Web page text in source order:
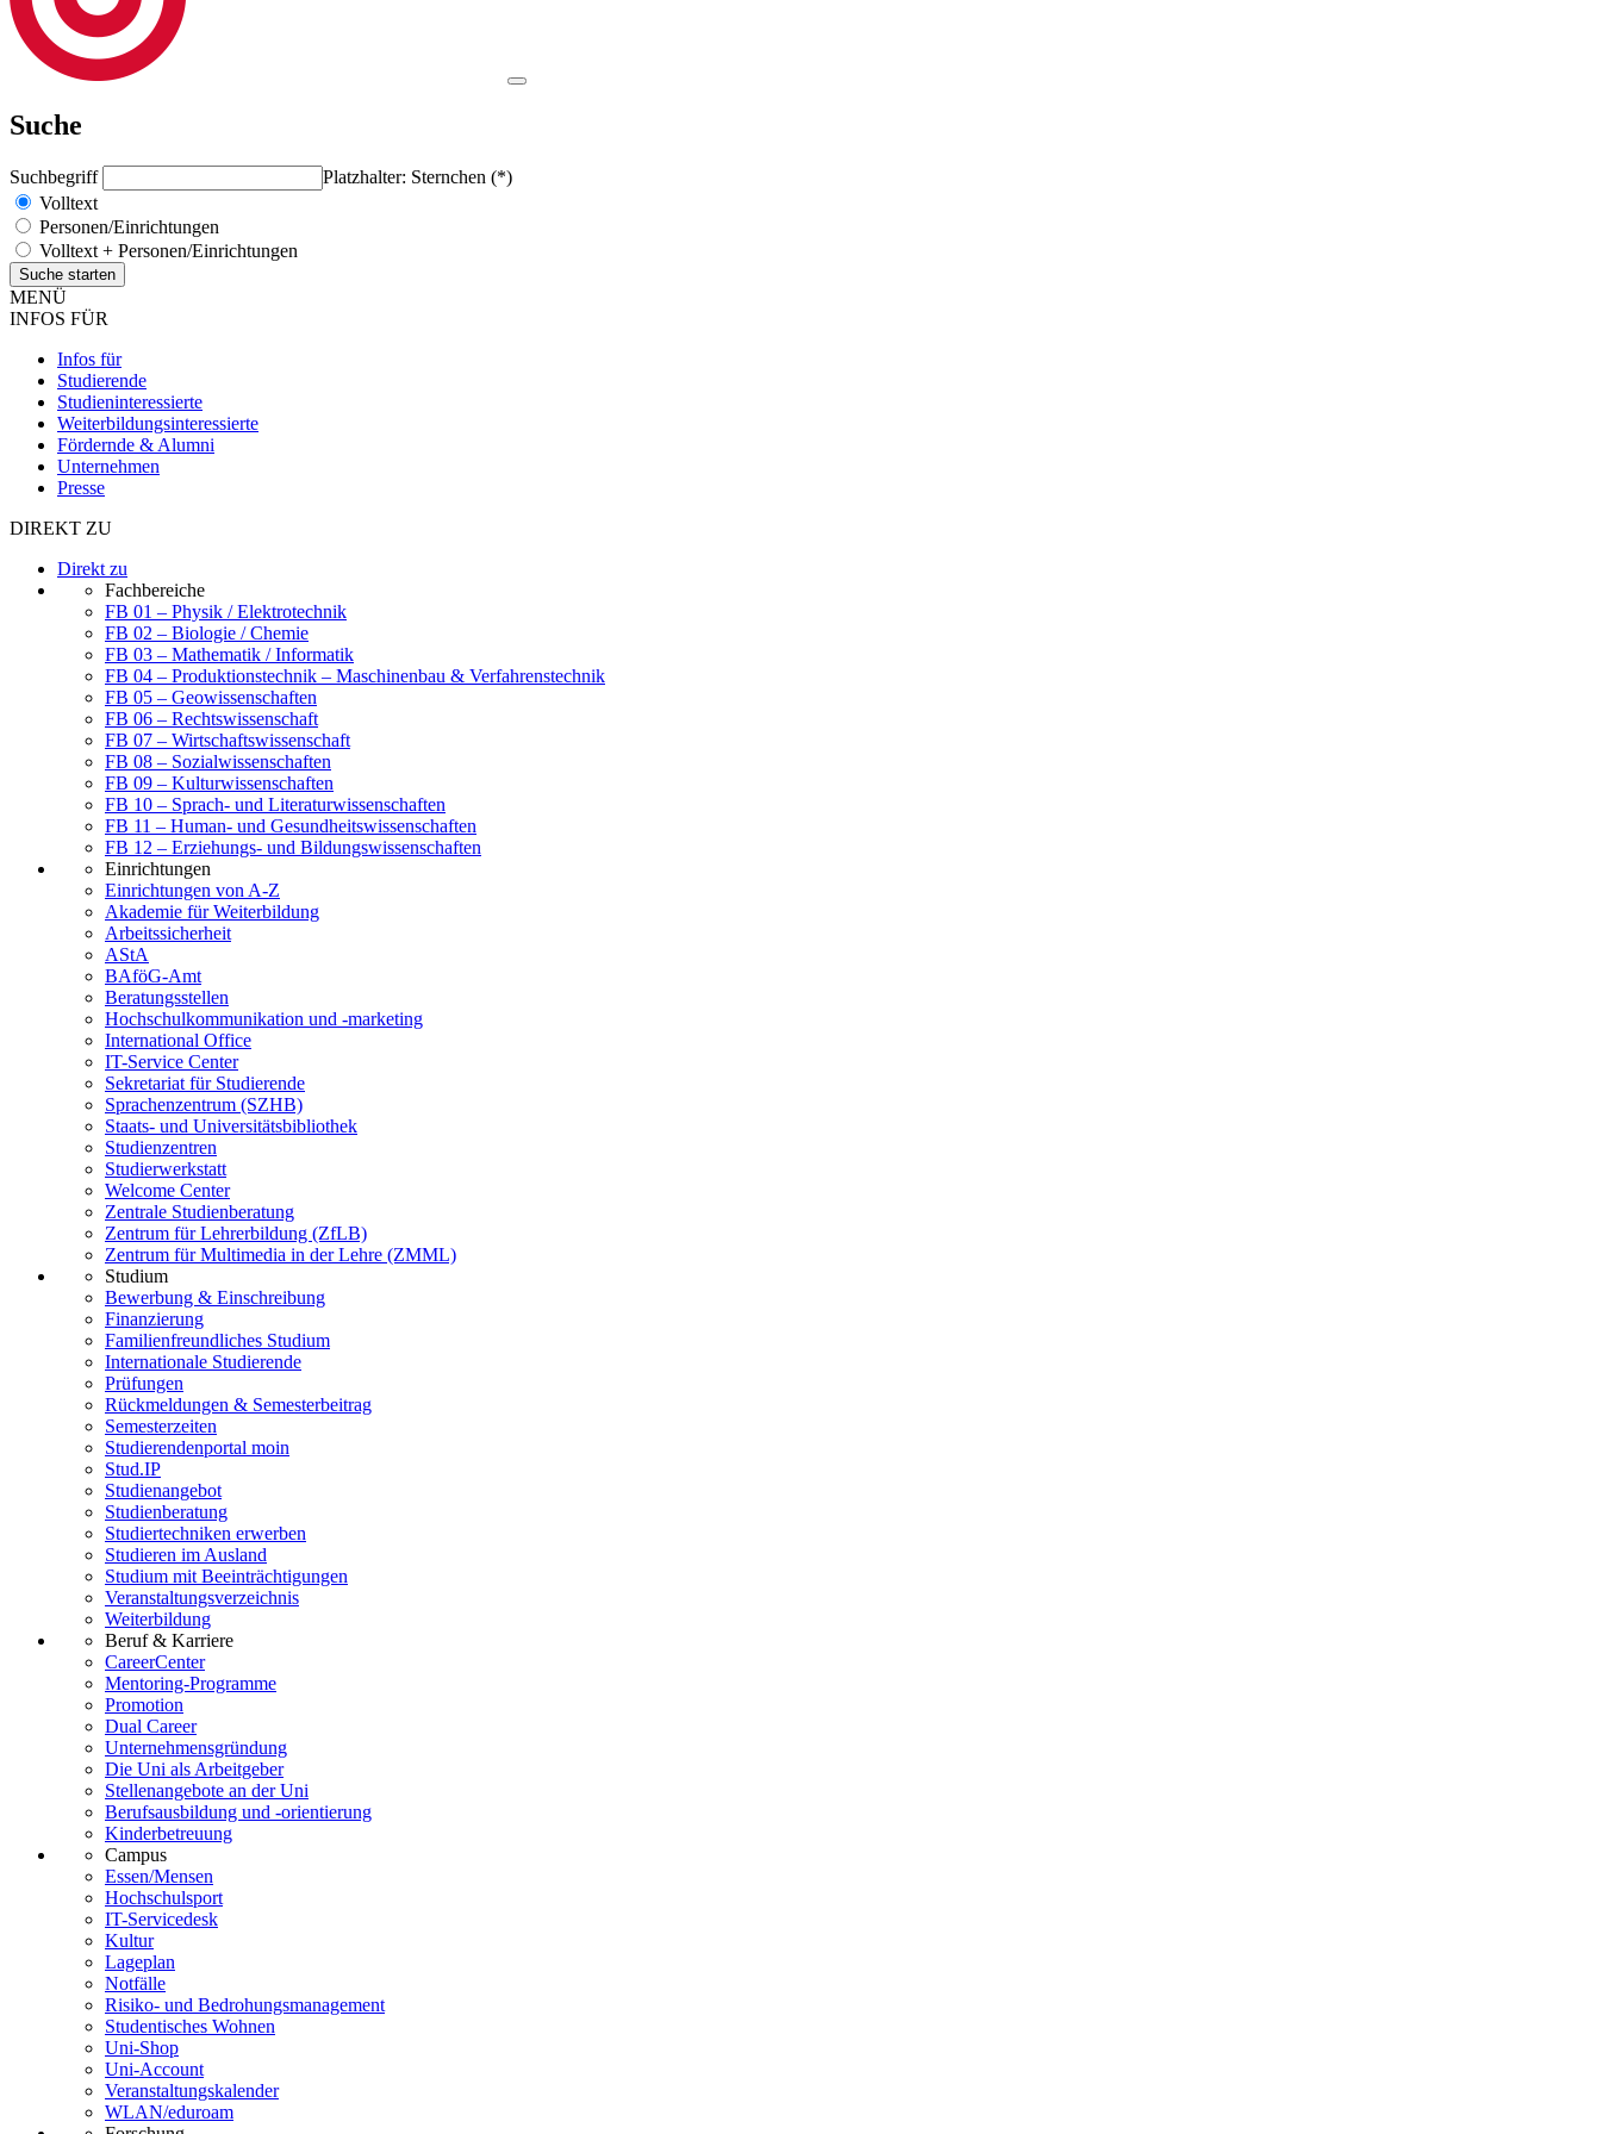
Suche
Suchbegriff
Platzhalter: Sternchen (*)
Volltext
Personen/Einrichtungen
Volltext + Personen/Einrichtungen
MENÜ
INFOS FÜR
Infos für
Studierende
Studieninteressierte
Weiterbildungsinteressierte
Fördernde & Alumni
Unternehmen
Presse
DIREKT ZU
Direkt zu
Fachbereiche
FB 01 – Physik / Elektrotechnik
FB 02 – Biologie / Chemie
FB 03 – Mathematik / Informatik
FB 04 – Produktionstechnik – Maschinenbau & Verfahrenstechnik
FB 05 – Geowissenschaften
FB 06 – Rechtswissenschaft
FB 07 – Wirtschaftswissenschaft
FB 08 – Sozialwissenschaften
FB 09 – Kulturwissenschaften
FB 10 – Sprach- und Literaturwissenschaften
FB 11 – Human- und Gesundheitswissenschaften
FB 12 – Erziehungs- und Bildungswissenschaften
Einrichtungen
Einrichtungen von A-Z
Akademie für Weiterbildung
Arbeitssicherheit
AStA
BAföG-Amt
Beratungsstellen
Hochschulkommunikation und -marketing
International Office
IT-Service Center
Sekretariat für Studierende
Sprachenzentrum (SZHB)
Staats- und Universitätsbibliothek
Studienzentren
Studierwerkstatt
Welcome Center
Zentrale Studienberatung
Zentrum für Lehrerbildung (ZfLB)
Zentrum für Multimedia in der Lehre (ZMML)
Studium
Bewerbung & Einschreibung
Finanzierung
Familienfreundliches Studium
Internationale Studierende
Prüfungen
Rückmeldungen & Semesterbeitrag
Semesterzeiten
Studierendenportal moin
Stud.IP
Studienangebot
Studienberatung
Studiertechniken erwerben
Studieren im Ausland
Studium mit Beeinträchtigungen
Veranstaltungsverzeichnis
Weiterbildung
Beruf & Karriere
CareerCenter
Mentoring-Programme
Promotion
Dual Career
Unternehmensgründung
Die Uni als Arbeitgeber
Stellenangebote an der Uni
Berufsausbildung und -orientierung
Kinderbetreuung
Campus
Essen/Mensen
Hochschulsport
IT-Servicedesk
Kultur
Lageplan
Notfälle
Risiko- und Bedrohungsmanagement
Studentisches Wohnen
Uni-Shop
Uni-Account
Veranstaltungskalender
WLAN/eduroam